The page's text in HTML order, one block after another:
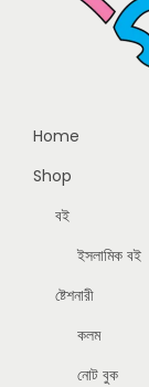
Home
Shop
বই
ইসলামিক বই
ষ্টেশনারী
কলম
নোট বুক